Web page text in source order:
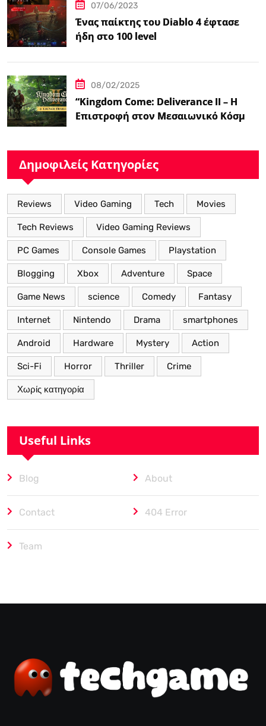
07/06/2023
Ένας παίκτης του Diablo 4 έφτασε
ήδη στο 100 level
08/02/2025
“Kingdom Come: Deliverance II – Η
Επιστροφή στον Μεσαιωνικό Κόσμο
Δημοφιλείς Κατηγορίες
Reviews Video Gaming Tech Movies
Tech Reviews Video Gaming Reviews
PC Games Console Games Playstation
Blogging Xbox Adventure Space
Game News science Comedy Fantasy
Internet Nintendo Drama smartphones
Android Hardware Mystery Action
Sci-Fi Horror Thriller Crime
Χωρίς κατηγορία
Useful Links
Blog About
Contact 404 Error
Team